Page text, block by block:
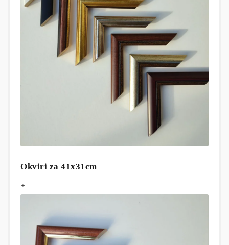
Okviri za 41x31cm
+